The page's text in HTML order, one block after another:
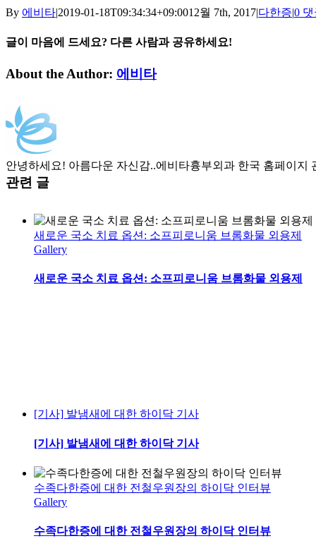
By 에비타|2019-01-18T09:34:34+09:0012월 7th, 2017|다한증|0
글이 마음에 드세요? 다른 사람과 공유하세요!
Facebook
Twitter
LinkedIn
Tumblr
Pinterest
이
About the Author: 에비타
안녕하세요! 아름다운 자신감..에비타흉부외과 한국 홈페이지
관련 글
새로운 국소 치료 옵션: 소프피로니움 브롬화물 외용제
Gallery
새로운 국소 치료 옵션: 소프피로니움 브롬화물 외용제
[기사] 발냄새에 대한 하이닥 기사
[기사] 발냄새에 대한 하이닥 기사
수족다한증에 대한 전철우원장의 하이닥 인터뷰
Gallery
수족다한증에 대한 전철우원장의 하이닥 인터뷰